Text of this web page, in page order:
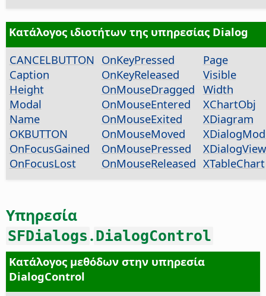
Κατάλογος ιδιοτήτων της υπηρεσίας Dialog
CANCELBUTTON
Caption
Height
Modal
Name
OKBUTTON
OnFocusGained
OnFocusLost
OnKeyPressed
OnKeyReleased
OnMouseDragged
OnMouseEntered
OnMouseExited
OnMouseMoved
OnMousePressed
OnMouseReleased
Page
Visible
Width
XChartObj
XDiagram
XDialogView
XTableChart
Υπηρεσία
SFDialogs .DialogControl
Κατάλογος μεθόδων στην υπηρεσία
DialogControl